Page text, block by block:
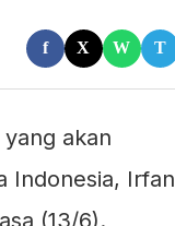
f X W T
akan
Indonesia, Irfan
(13/6).